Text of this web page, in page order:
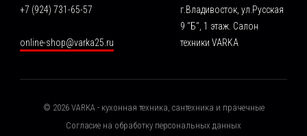
+7 (924) 731-65-57
online-shop@varka25.ru
г.Владивосток, ул.Русская
9 "Б", 1 этаж. Салон
техники VARKA
© 2026VARKA - кухонная техника, сантехника и прачечные
Согласие на обработку персональных данных